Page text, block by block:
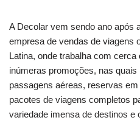
A Decolar vem sendo ano após
empresa de vendas de viagens
Latina, onde trabalha com
inúmeras promoções, nas
passagens aéreas, reservas
pacotes de viagens completos
variedade imensa de destinos e